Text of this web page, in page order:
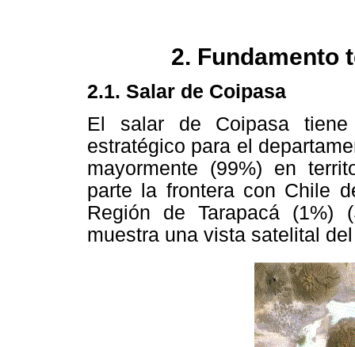
2. Fundamento
2.1. Salar de Coipasa
El salar de Coipasa tiene
estratégico para el
mayormente (99%) en
parte la frontera con Chile
Región de Tarapacá (1%)
muestra una vista satelital